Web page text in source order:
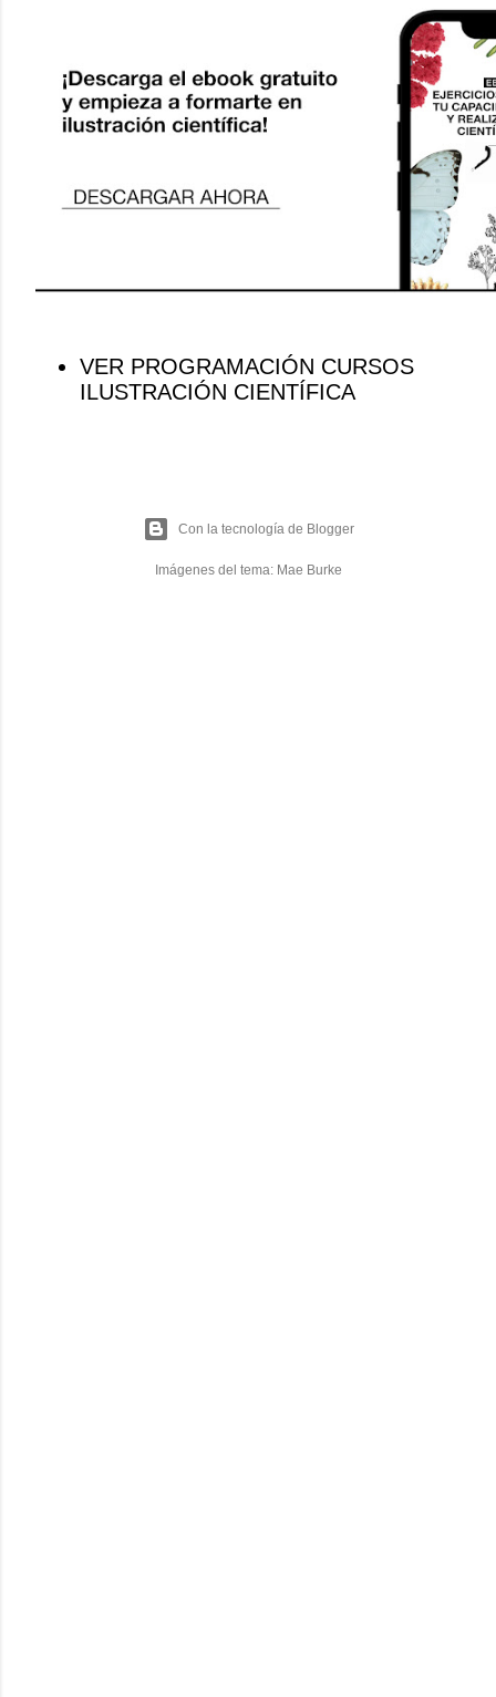
VER PROGRAMACIÓN CURSOS
ILUSTRACIÓN CIENTÍFICA
Con la tecnología de Blogger
Imágenes del tema: Mae Burke